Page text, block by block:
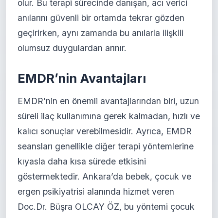
olur. Bu terapi sürecinde danışan, acı verici
anılarını güvenli bir ortamda tekrar gözden
geçirirken, aynı zamanda bu anılarla ilişkili
olumsuz duygulardan arınır.
EMDR’nin Avantajları
EMDR’nin en önemli avantajlarından biri, uzun
süreli ilaç kullanımına gerek kalmadan, hızlı ve
kalıcı sonuçlar verebilmesidir. Ayrıca, EMDR
seansları genellikle diğer terapi yöntemlerine
kıyasla daha kısa sürede etkisini
göstermektedir. Ankara’da bebek, çocuk ve
ergen psikiyatrisi alanında hizmet veren
Doc.Dr. Büşra OLCAY ÖZ, bu yöntemi çocuk